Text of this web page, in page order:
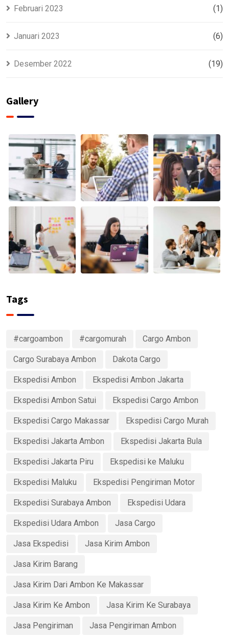
Februari 2023 (1)
Januari 2023 (6)
Desember 2022 (19)
Gallery
Tags
#cargoambon #cargomurah Cargo Ambon
Cargo Surabaya Ambon Dakota Cargo
Ekspedisi Ambon Ekspedisi Ambon Jakarta
Ekspedisi Ambon Satui Ekspedisi Cargo Ambon
Ekspedisi Cargo Makassar Ekspedisi Cargo Murah
Ekspedisi Jakarta Ambon Ekspedisi Jakarta Bula
Ekspedisi Jakarta Piru Ekspedisi ke Maluku
Ekspedisi Maluku Ekspedisi Pengiriman Motor
Ekspedisi Surabaya Ambon Ekspedisi Udara
Ekspedisi Udara Ambon Jasa Cargo
Jasa Ekspedisi Jasa Kirim Ambon
Jasa Kirim Barang
Jasa Kirim Dari Ambon Ke Makassar
Jasa Kirim Ke Ambon Jasa Kirim Ke Surabaya
Jasa Pengiriman Jasa Pengiriman Ambon